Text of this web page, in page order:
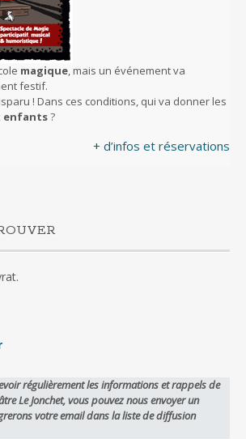
magique, mais un événement va
festif.
! Dans ces conditions, qui va donner les
enfants?
+ d’infos et réservations
régulièrement les informations et rappels de
Le Jonchet, vous pouvez nous envoyer un
votre email dans la liste de diffusion